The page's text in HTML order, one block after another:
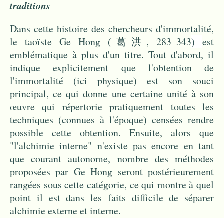
traditions
Dans cette histoire des chercheurs d'immortalité,
le taoïste Ge Hong (葛洪, 283–343) est
emblématique à plus d'un titre. Tout d'abord, il
indique explicitement que l'obtention de
l'immortalité (ici physique) est son souci
principal, ce qui donne une certaine unité à son
œuvre qui répertorie pratiquement toutes les
techniques (connues à l'époque) censées rendre
possible cette obtention. Ensuite, alors que
"l'alchimie interne" n'existe pas encore en tant
que courant autonome, nombre des méthodes
proposées par Ge Hong seront postérieurement
rangées sous cette catégorie, ce qui montre à quel
point il est dans les faits difficile de séparer
alchimie externe et interne.